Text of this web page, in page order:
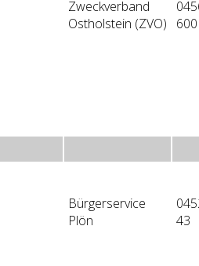
Zweckverband
Ostholstein (ZVO)
600
Bürgerservice
Plön
43